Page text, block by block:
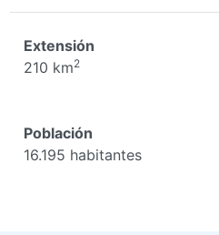
Extensión
210 km2
Población
16.195 habitantes